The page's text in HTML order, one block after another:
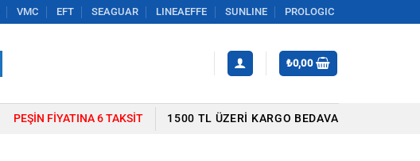
VMC EFT SEAGUAR LINEAEFFE SUNLINE PROLOGIC
₺0,00
PEŞIN FIYATINA 6 TAKSIT 1500 TL ÜZERI KARGO BEDAVA